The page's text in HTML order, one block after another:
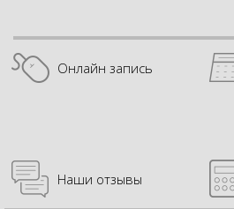
Онлайн запись
Наши отзывы